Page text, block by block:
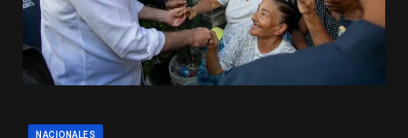
NACIONALES